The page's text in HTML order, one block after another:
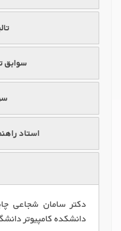
سوابق
استاد
دکتر سامان شجاعی
دانشکده کامپیوتر